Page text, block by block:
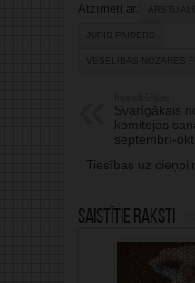
Atzīmēti ar: ĀRSTU
JURIS PAIDERS
VESELĪBAS NOZARES
Svarīgākais
komitejas
septembrī-
Tiesības uz
Saistītie raksti